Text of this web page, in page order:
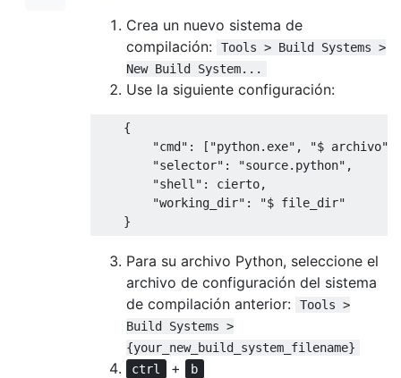
Crea un nuevo sistema de
compilación:
Tools > Build Systems >
New Build System...
Use la siguiente configuración:
    {
"cmd": ["python.exe", "$
        "selector": "source.python",
        "shell": cierto,
        "working_dir": "$ file_dir"
Para su archivo Python, seleccione el
archivo de configuración del sistema
de compilación anterior:
Tools >
Build Systems >
{your_new_build_system_filename}
ctrl
+ b